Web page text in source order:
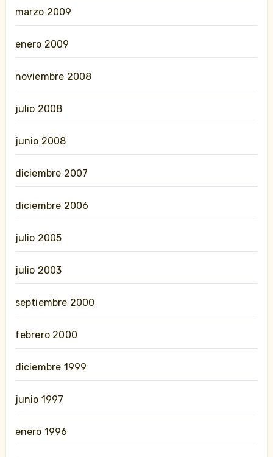
marzo 2009
enero 2009
noviembre 2008
julio 2008
junio 2008
diciembre 2007
diciembre 2006
julio 2005
julio 2003
septiembre 2000
febrero 2000
diciembre 1999
junio 1997
enero 1996